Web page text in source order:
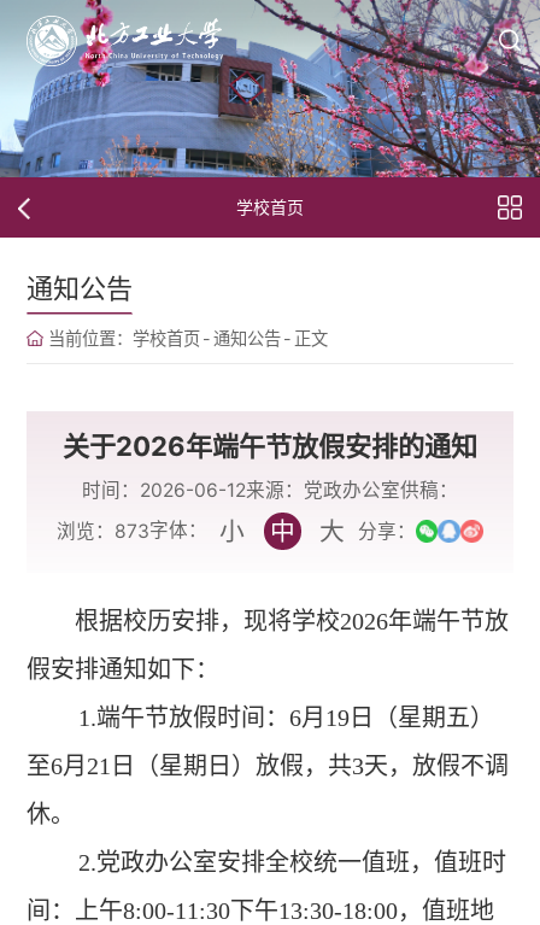
学校首页
通知公告
当前位置： 学校首页-通知公告- 正文
关于2026年端午节放假安排的通知
时间：2026-06-12来源：党政办公室供稿：
浏览： 873字体： 小 中 大 分享：
根据校历安排，现将学校2026年端午节放
假安排通知如下：
1.端午节放假时间：6月 19 日（星期五）
至6月 21 日（星期日）放假，共3天，放假不调
休。
2.党政办公室安排全校统一值班，值班时
间：上午8:00-11:30下午13:30-18:00，值班地